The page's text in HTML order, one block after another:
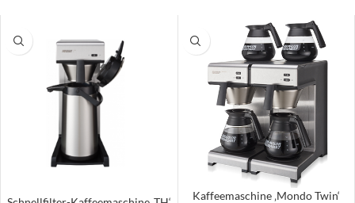
Kaffeemaschine ‚Mondo Twin‘